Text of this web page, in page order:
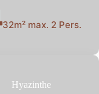
32m² max. 2 Pers.
Hyazinthe